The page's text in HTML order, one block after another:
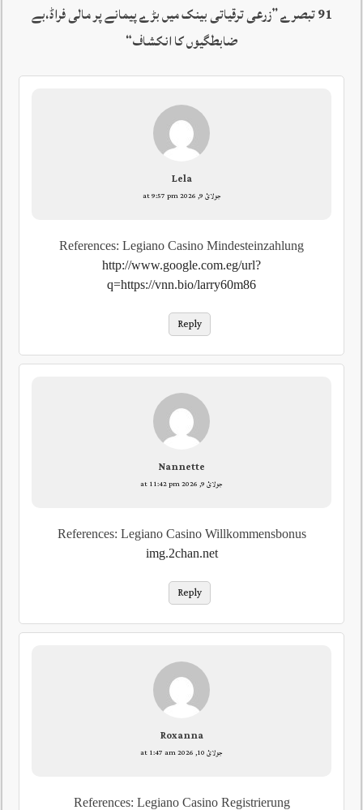
91 تبصرے ”
زرعی ترقیاتی بینک میں بڑے پیمانے پر مالی فراڈ،بے
ضابطگیوں کا انکشاف“
Lela
جولائ 9, 2026 at 9:57 pm
References: Legiano Casino Mindesteinzahlung
http://www.google.com.eg/url?
q=https://vnn.bio/larry60m86
Reply
Nannette
جولائ 9, 2026 at 11:42 pm
References: Legiano Casino Willkommensbonus
img.2chan.net
Reply
Roxanna
جولائ 10, 2026 at 1:47 am
References: Legiano Casino Registrierung